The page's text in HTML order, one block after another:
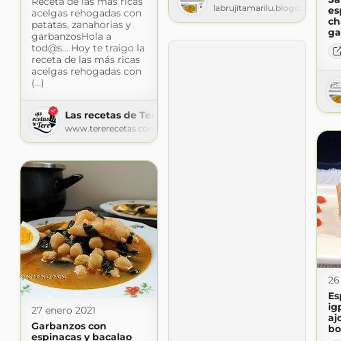
acelgas rehogadas con
patatas, zanahorias y
garbanzosHola a
tod@s… Hoy te traigo la
receta de las más ricas
acelgas rehogadas con
(...)
Las recetas de Tere
www.tererecetas.com
labrujitamarilu.blogspot.com
27 enero 2021
Garbanzos con
espinacas y bacalao